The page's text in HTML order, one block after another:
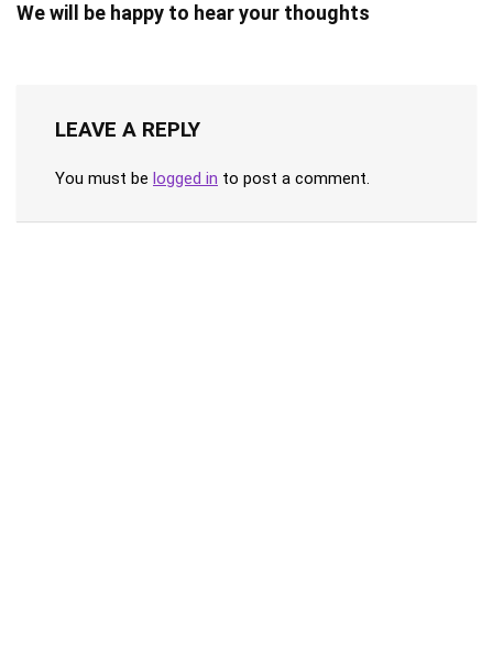
We will be happy to hear your thoughts
LEAVE A REPLY
You must be logged in to post a comment.